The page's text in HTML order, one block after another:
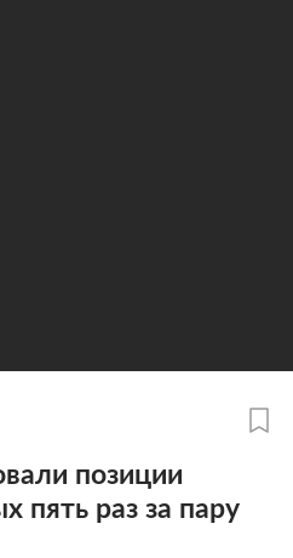
позиции
пять раз за пару